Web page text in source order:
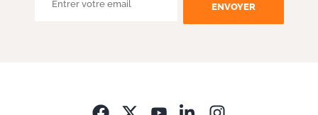
ENVOYER